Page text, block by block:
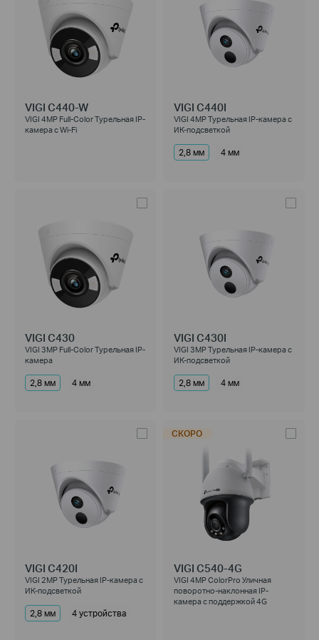
VIGI C440-W
VIGI 4MP Full-Color Турельная IP-
камера с Wi-Fi
VIGI C440I
VIGI 4MP Турельная IP-камера с
ИК-подсветкой
2,8 мм 4 мм
VIGI C430
VIGI 3MP Full-Color Турельная IP-
камера
2,8 мм 4 мм
VIGI C430I
VIGI 3MP Турельная IP-камера с
ИК-подсветкой
2,8 мм 4 мм
VIGI C420I
VIGI 2MP Турельная IP-камера с
ИК-подсветкой
2,8 мм 4 устройства
СКОРО
VIGI C540-4G
VIGI 4MP ColorPro Уличная
поворотно-наклонная IP-
камера с поддержкой 4G